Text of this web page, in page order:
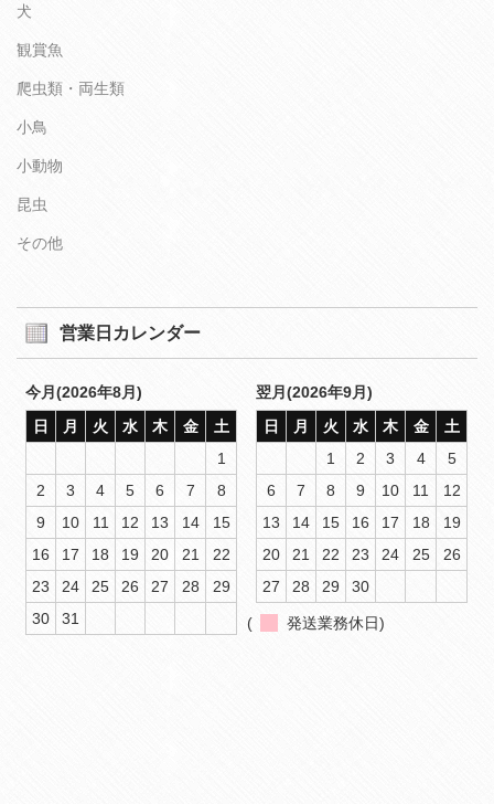
犬
観賞魚
爬虫類・両生類
小鳥
小動物
昆虫
その他
営業日カレンダー
今月(2026年8月)
日
月 火 水 木 金
土
1
2
3 4 5 6 7
8
9
10 11 12 13 14
15
16
17 18 19 20 21
22
23
24 25 26 27 28
29
30
31
翌月(2026年9月)
日
月 火 水 木 金
土
1
2 3 4
5
6
7 8 9 10 11
12
13
14 15 16 17 18
19
20
21 22 23 24 25
26
27
28 29 30
( 発送業務休日)